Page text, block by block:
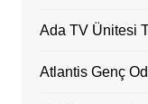
Ada TV Ünitesi
Atlantis Genç